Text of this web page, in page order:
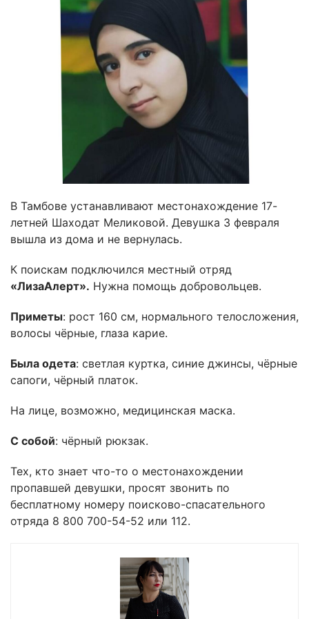
В Тамбове устанавливают местонахождение 17-
летней Шаходат Меликовой. Девушка 3 февраля
вышла из дома и не вернулась.
К поискам подключился местный отряд
«ЛизаАлерт». Нужна помощь добровольцев.
Приметы: рост 160 см, нормального телосложения,
волосы чёрные, глаза карие.
Была одета: светлая куртка, синие джинсы, чёрные
сапоги, чёрный платок.
На лице, возможно, медицинская маска.
С собой: чёрный рюкзак.
Тех, кто знает что-то о местонахождении
пропавшей девушки, просят звонить по
бесплатному номеру поисково-спасательного
отряда 8 800 700-54-52 или 112.